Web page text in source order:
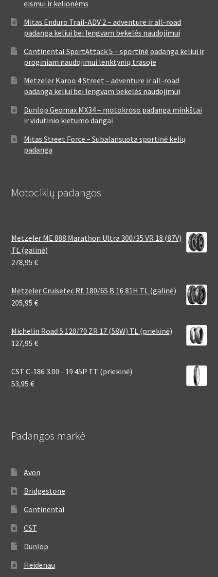
eismui ir kelionėms
Mitas Enduro Trail-ADV 2 – adventure ir all-road
padanga keliui bei lengvam bekelės naudojimui
Continental SportAttack 5 – sportinė padanga keliui ir
proginiam naudojimui lenktynių trasoje
Metzeler Karoo 4 Street – adventure ir all-road
padanga keliui bei lengvam bekelės naudojimui
Dunlop Geomax MX34 – motokroso padanga minkštai
ir vidutinio kietumo dangai
Mitas Street Force – Subalansuota sportinė kelių
padanga
Motociklų padangos
Metzeler ME 888 Marathon Ultra 300/35 VR 18 (87V)
TL (galinė)
278,95 €
Metzeler Cruisetec Rf. 180/65 B 16 81H TL (galinė)
205,95 €
Michelin Road 5 120/70 ZR 17 (58W) TL (priekinė)
127,95 €
CST C-186 3.00 - 19 45P TT (priekinė)
53,95 €
Padangos markė
Avon
Bridgestone
Continental
CST
Dunlop
Heidenau